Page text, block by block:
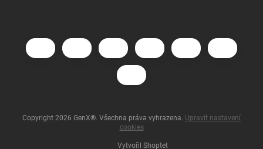
Vytvořil Shoptet
Copyright 2026 GenX®. Všechna práva vyhrazena. Upravit nastavení
cookies